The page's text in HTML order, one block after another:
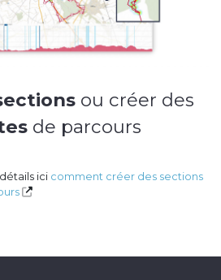
ou créer des
de parcours
ici comment créer des sections